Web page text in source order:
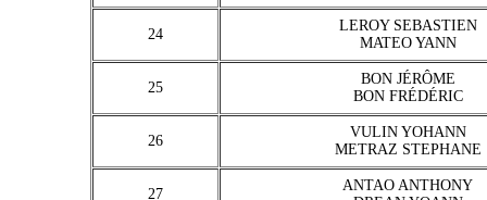
24
LEROY SEBASTIEN
MATEO YANN
25
BON JÉRÔME
BON FRÉDÉRIC
26
VULIN YOHANN
METRAZ STEPHANE
27
ANTAO ANTHONY